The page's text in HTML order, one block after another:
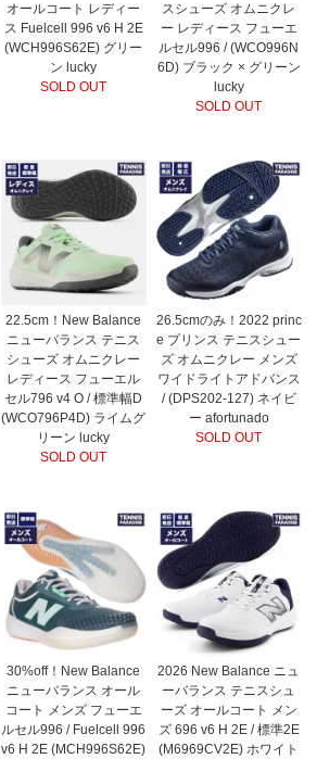
オールコート レディー
ス Fuelcell 996 v6 H 2E
(WCH996S62E) グリー
ン lucky
SOLD OUT
スシューズ オムニクレ
ー レディース フューエ
ルセル996 / (WCO996N
6D) ブラック × グリーン
lucky
SOLD OUT
22.5cm！New Balance
ニューバランス テニス
シューズ オムニクレー
レディース フューエル
セル796 v4 O / 標準幅D
(WCO796P4D) ライムグ
リーン lucky
SOLD OUT
26.5cmのみ！2022 princ
e プリンス テニスシュー
ズ オムニクレー メンズ
ワイドライトアドバンス
/ (DPS202-127) ネイビ
ー afortunado
SOLD OUT
30%off！New Balance
ニューバランス オール
コート メンズ フューエ
ルセル996 / Fuelcell 996
v6 H 2E (MCH996S62E)
2026 New Balance ニュ
ーバランス テニスシュ
ーズ オールコート メン
ズ 696 v6 H 2E / 標準2E
(M6969CV2E) ホワイト